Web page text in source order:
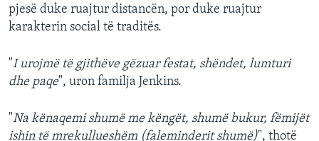
pjesë duke ruajtur distancën, por duke ruajtur
karakterin social të traditës.
"I urojmë të gjithëve gëzuar festat, shëndet, lumturi
dhe paqe", uron familja Jenkins.
"Na kënaqemi shumë me këngët, shumë bukur, fëmijët
ishin të mrekullueshëm (faleminderit shumë)", thotë